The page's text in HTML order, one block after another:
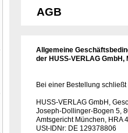
AGB
Allgemeine
der HUSS-VERLAG GmbH,
Bei einer Bestellung
HUSS-VERLAG GmbH,
Joseph-Dollinger-Bogen 5,
Amtsgericht München, HRA
USt-IDNr: DE 129378806